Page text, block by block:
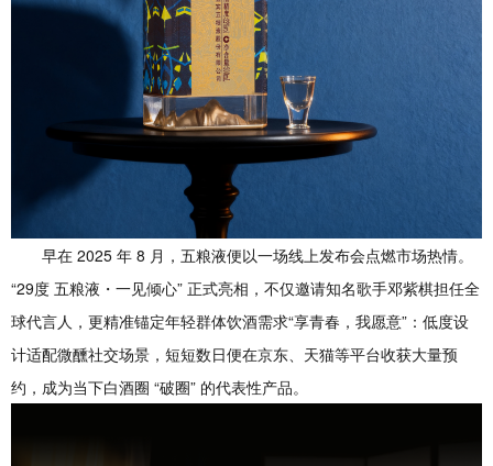
早在 2025 年 8 月，五粮液便以一场线上发布会点燃市场热情。
“29度 五粮液・一见倾心” 正式亮相，不仅邀请知名歌手邓紫棋担任全
球代言人，更精准锚定年轻群体饮酒需求“享青春，我愿意”：低度设
计适配微醺社交场景，短短数日便在京东、天猫等平台收获大量预
约，成为当下白酒圈 “破圈” 的代表性产品。